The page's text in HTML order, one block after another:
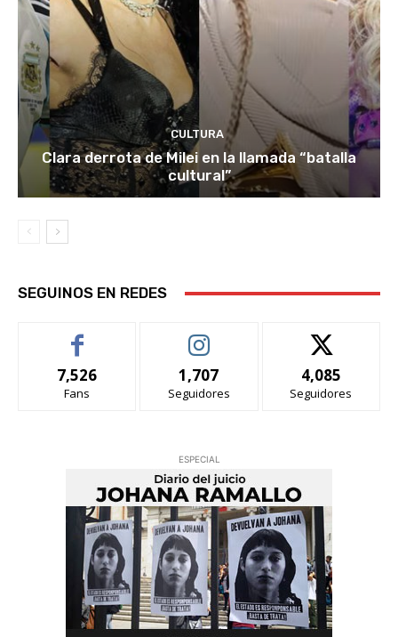
CULTURA
Clara derrota de Milei en la llamada “batalla
cultural”
SEGUINOS EN REDES
7,526
Fans
1,707
Seguidores
4,085
Seguidores
ESPECIAL